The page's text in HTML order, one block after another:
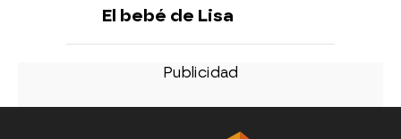
El bebé de Lisa